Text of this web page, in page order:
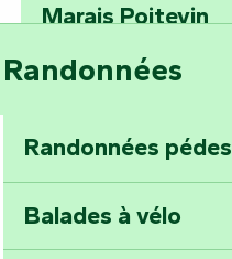
Marais Poitevin
Embarquez pour
Explorez
d’orientation «
Randonnées
Randonnées
Balades à vélo
le-Comte